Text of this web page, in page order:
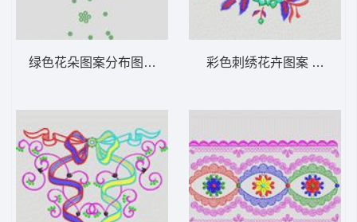
绿色花朵图案分布图 大花样 彩色刺绣花卉图案 大花样